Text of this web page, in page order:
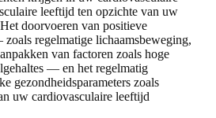
leeftijd ten opzichte van uw
doorvoeren van positieve
regelmatige lichaamsbeweging,
van factoren zoals hoge
— en het regelmatig
gezondheidsparameters zoals
uw cardiovasculaire leeftijd